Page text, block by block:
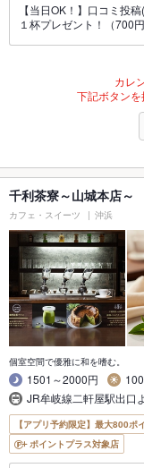
【当日OK！】口コミ投
１杯プレゼント！（700円
カレ
下記ボタンを
千利茶寮～山城本店～
カフェ・スイーツ 沖浜
個室空間で優雅に和を嗜む。
1501～2000円
JR牟岐線二軒屋駅出口
【アプリ予約限定】最大800ポ
ポイントプラス対象店